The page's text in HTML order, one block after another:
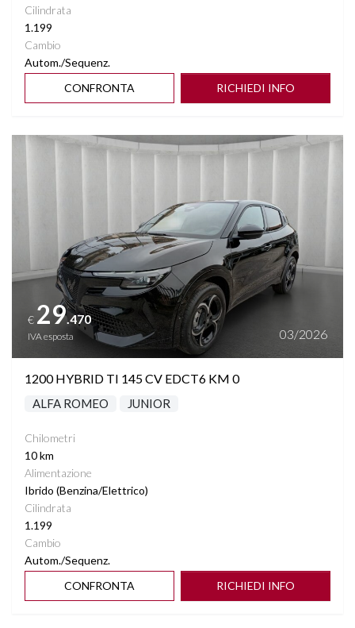
Cilindrata
1.199
Cambio
Autom./Sequenz.
CONFRONTA
RICHIEDI INFO
Vedi dettagli
€ 29.470
IVA esposta 03/2026
1200 HYBRID TI 145 CV EDCT6 KM 0
ALFA ROMEO JUNIOR
Chilometri
10 km
Alimentazione
Ibrido (Benzina/Elettrico)
Cilindrata
1.199
Cambio
Autom./Sequenz.
CONFRONTA
RICHIEDI INFO